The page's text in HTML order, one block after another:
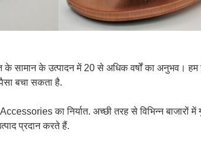
सामान के उत्पादन में 20 से अधिक वर्षों का अनुभव। हम
बचा सकता है.
का निर्यात. अच्छी तरह से विभिन्न बाजारों
प्रदान करते हैं.